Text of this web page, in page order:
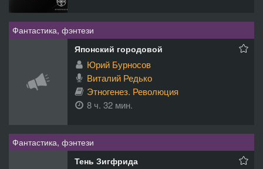
Фантастика, фэнтези
Японский городовой
Юрий Бурносов
Виталий Редько
Этногенез. Революция
8 ч. 32 мин.
Фантастика, фэнтези
Тень Зигфрида